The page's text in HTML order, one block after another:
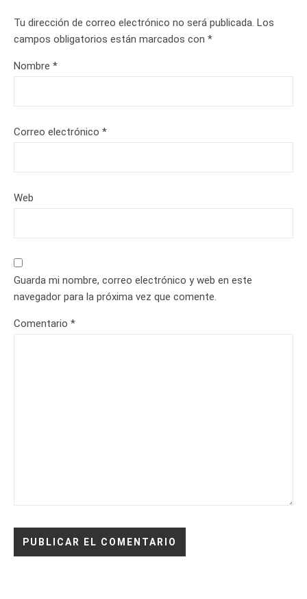
Tu dirección de correo electrónico no será publicada. Los
campos obligatorios están marcados con *
Nombre *
Correo electrónico *
Web
Guarda mi nombre, correo electrónico y web en este
navegador para la próxima vez que comente.
Comentario *